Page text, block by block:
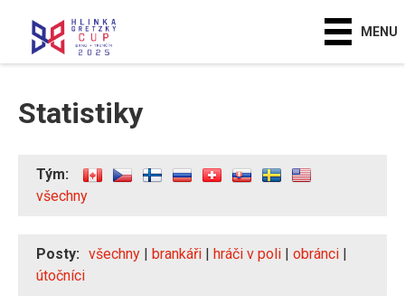
MENU
Statistiky
Tým:
všechny
Posty: všechny | brankáři | hráči v poli | obránci |
útočníci